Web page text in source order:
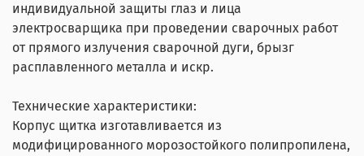
индивидуальной защиты глаз и лица
электросварщика при проведении сварочных работ
от прямого излучения сварочной дуги, брызг
расплавленного металла и искр.
Технические характеристики:
Корпус щитка изготавливается из
модифицированного морозостойкого полипропилена,